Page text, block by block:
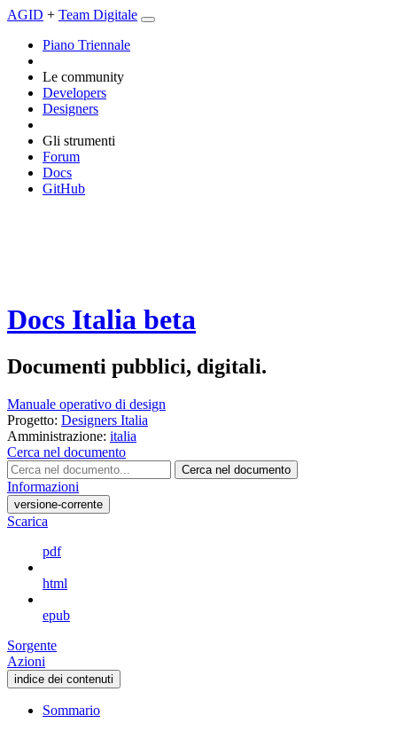
AGID + Team Digitale
Piano Triennale
Le community
Developers
Designers
Gli strumenti
Forum
Docs
GitHub
Docs Italia beta
Documenti pubblici, digitali.
Manuale operativo di design
Progetto: Designers Italia
Amministrazione: italia
Cerca nel documento
Cerca nel documento
Informazioni
versione-corrente
Scarica
pdf
html
epub
Sorgente
Azioni
indice dei contenuti
Sommario